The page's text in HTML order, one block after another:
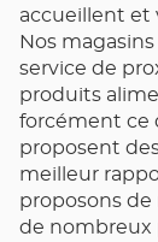
accueillent et
Nos
service de
produits
forcément ce
proposent
meilleur
proposons
de nombreux